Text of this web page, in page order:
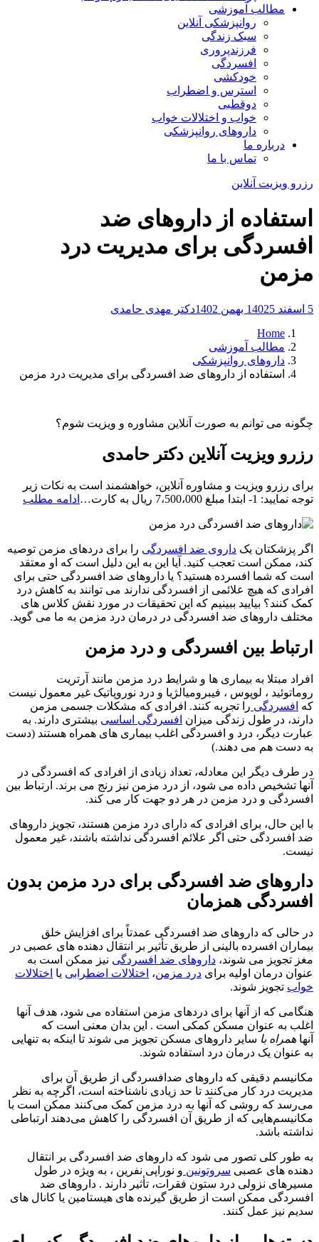
مطالب آموزشی
روانپزشکی آنلاین
سبک زندگی
فرزندپروری
افسردگی
خودکشی
استرس و اضطراب
دوقطبی
خواب و اختلالات خواب
داروهای روانپزشکی
درباره ما
تماس با ما
رزرو ویزیت آنلاین
استفاده از داروهای ضد
افسردگی برای مدیریت درد
مزمن
5 اسفند 1402 5 بهمن 1402
دکتر مهدی حامدی
Home
مطالب آموزشی
داروهای روانپزشکی
استفاده از داروهای ضد افسردگی برای مدیریت درد مزمن
چگونه می توانم به صورت آنلاین مشاوره و ویزیت شوم؟
رزرو ویزیت آنلاین دکتر حامدی
برای رزرو ویزیت و مشاوره آنلاین، خواهشمند است به نکات زیر
توجه نمایید: 1- ابتدا مبلغ 7،500،000 ریال به کارت…
ادامه مطلب
اگر پزشکتان یک داروی ضد افسردگی را برای دردهای مزمن توصیه
کند، ممکن است تعجب کنید. آیا این به این دلیل است که او معتقد
است که شما افسرده هستید؟ یا داروهای ضد افسردگی حتی برای
افرادی که هیچ علائمی از افسردگی ندارند می توانند به کاهش درد
کمک کنند؟ بیایید ببینیم که این تحقیقات در مورد نقش کلاس های
مختلف داروهای ضد افسردگی در درمان درد مزمن به ما می گوید.
ارتباط بین افسردگی و درد مزمن
افراد مبتلا به بیماری ها و شرایط درد مزمن مانند آرتریت
روماتوئید ، لوپوس ، فیبرومیالژیا و درد نوروپاتیک غیر معمول نیست
که افسردگی را تجربه کنند. افرادی که مشکلات جسمی مزمن
دارند، در طول زندگی میزان افسردگی اساسی بیشتری دارند. به
عبارت دیگر، درد و افسردگی اغلب بیماری های همراه هستند (دست
به دست هم می دهند.)
در طرف دیگر این معادله، تعداد زیادی از افرادی که افسردگی در
آنها تشخیص داده می شود، از درد مزمن نیز رنج می برند. ارتباط بین
افسردگی و درد مزمن در هر دو جهت کار می کند.
با این حال، برای افرادی که دارای درد مزمن هستند، تجویز داروهای
ضد افسردگی حتی اگر علائم افسردگی نداشته باشند، غیر معمول
نیست.
داروهای ضد افسردگی برای درد مزمن بدون
افسردگی همزمان
در حالی که داروهای ضد افسردگی عمدتاً برای افزایش خلق
بیماران افسرده بالینی از طریق تأثیر بر انتقال دهنده های عصبی در
مغز تجویز می شوند، داروهای ضد افسردگی نیز ممکن است به
عنوان درمان اولیه برای درد مزمن، اختلالات اضطرابی یا اختلالات
خواب تجویز شوند.
هنگامی که از آنها برای دردهای مزمن استفاده می شود، هدف آنها
اغلب به عنوان مسکن کمکی است . این بدان معنی است که
آنها همراه با سایر داروهای مسکن تجویز می شوند تا اینکه به تنهایی
به عنوان یک درمان درد استفاده شوند.
مکانیسم دقیقی که داروهای ضدافسردگی از طریق آن برای
مدیریت درد کار می‌کنند تا حد زیادی ناشناخته است، اگرچه به نظر
می‌رسد که روشی که آنها به درد مزمن کمک می‌کنند ممکن است با
مکانیسم‌هایی که از طریق آن افسردگی را کاهش می‌دهند ارتباطی
نداشته باشد.
به طور کلی تصور می شود که داروهای ضد افسردگی بر انتقال
دهنده های عصبی سروتونین و نوراپی نفرین ، به ویژه در طول
مسیرهای نزولی درد ستون فقرات، تأثیر دارند . داروهای ضد
افسردگی ممکن است از طریق گیرنده های هیستامین یا کانال های
سدیم نیز عمل کنند.